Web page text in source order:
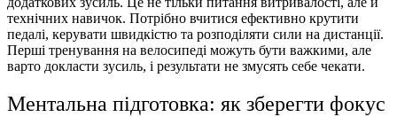
технічних навичок. Потрібно вчитися ефективно крутити
педалі, керувати швидкістю та розподіляти сили на дистанції.
Перші тренування на велосипеді можуть бути важкими, але
варто докласти зусиль, і результати не змусять себе чекати.
Ментальна підготовка: як зберегти фокус